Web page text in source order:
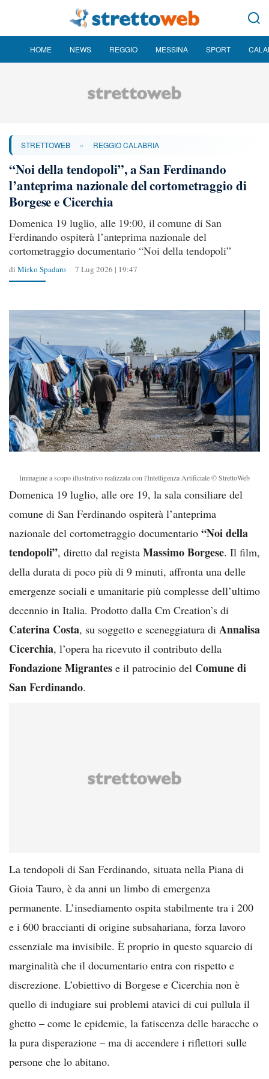
HOME NEWS REGGIO MESSINA SPORT
STRETTOWEB » REGGIO CALABRIA
“Noi della tendopoli”, a San Ferdinando
l’anteprima nazionale del cortometraggio di
Borgese e Cicerchia
Domenica 19 luglio, alle 19:00, il comune di San
Ferdinando ospiterà l’anteprima nazionale del
cortometraggio documentario “Noi della tendopoli”
di Mirko Spadaro 7 Lug 2026 | 19:47
Immagine a scopo illustrativo realizzata con l'Intelligenza Artificiale © StrettoWeb
Domenica 19 luglio, alle ore 19, la sala consiliare del
comune di San Ferdinando ospiterà l’anteprima
nazionale del cortometraggio documentario “Noi della
tendopoli”, diretto dal regista Massimo Borgese. Il film,
della durata di poco più di 9 minuti, affronta una delle
emergenze sociali e umanitarie più complesse dell’ultimo
decennio in Italia. Prodotto dalla Cm Creation’s di
Caterina Costa, su soggetto e sceneggiatura di Annalisa
Cicerchia, l’opera ha ricevuto il contributo della
Fondazione Migrantes e il patrocinio del Comune di
San Ferdinando.
La tendopoli di San Ferdinando, situata nella Piana di
Gioia Tauro, è da anni un limbo di emergenza
permanente. L’insediamento ospita stabilmente tra i 200
e i 600 braccianti di origine subsahariana, forza lavoro
essenziale ma invisibile. È proprio in questo squarcio di
marginalità che il documentario entra con rispetto e
discrezione. L’obiettivo di Borgese e Cicerchia non è
quello di indugiare sui problemi atavici di cui pullula il
ghetto – come le epidemie, la fatiscenza delle baracche o
la pura disperazione – ma di accendere i riflettori sulle
persone che lo abitano.